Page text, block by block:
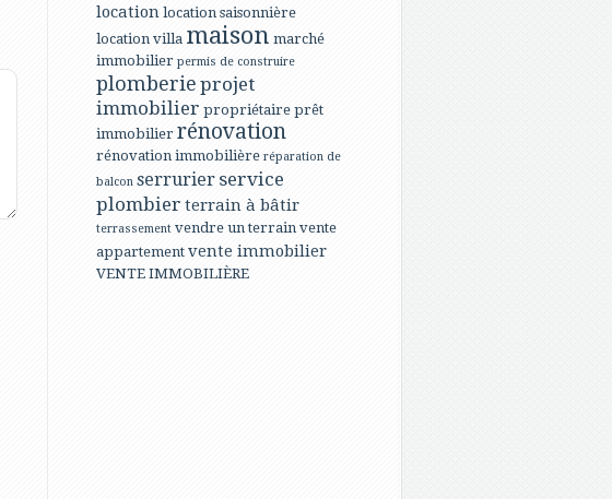
location location saisonnière
location villa maison marché
immobilier permis de construire
plomberie projet
immobilier propriétaire prêt
immobilier rénovation
rénovation immobilière réparation de
balcon serrurier service
plombier terrain à bâtir
terrassement vendre un terrain vente
appartement vente immobilier
VENTE IMMOBILIÈRE